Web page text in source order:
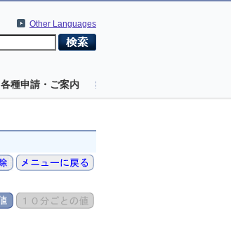
Other Languages
各種申請・ご案内